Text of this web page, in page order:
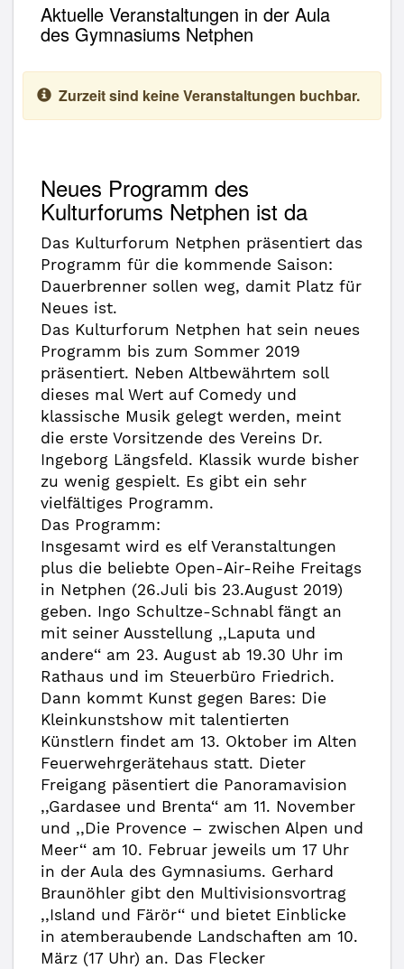
Aktuelle Veranstaltungen in der Aula
des Gymnasiums Netphen
Zurzeit sind keine Veranstaltungen buchbar.
Neues Programm des
Kulturforums Netphen ist da
Das Kulturforum Netphen präsentiert das
Programm für die kommende Saison:
Dauerbrenner sollen weg, damit Platz für
Neues ist.
Das Kulturforum Netphen hat sein neues
Programm bis zum Sommer 2019
präsentiert. Neben Altbewährtem soll
dieses mal Wert auf Comedy und
klassische Musik gelegt werden, meint
die erste Vorsitzende des Vereins Dr.
Ingeborg Längsfeld. Klassik wurde bisher
zu wenig gespielt. Es gibt ein sehr
vielfältiges Programm.
Das Programm:
Insgesamt wird es elf Veranstaltungen
plus die beliebte Open-Air-Reihe Freitags
in Netphen (26.Juli bis 23.August 2019)
geben. Ingo Schultze-Schnabl fängt an
mit seiner Ausstellung ,,Laputa und
andere‘‘ am 23. August ab 19.30 Uhr im
Rathaus und im Steuerbüro Friedrich.
Dann kommt Kunst gegen Bares: Die
Kleinkunstshow mit talentierten
Künstlern findet am 13. Oktober im Alten
Feuerwehrgerätehaus statt. Dieter
Freigang päsentiert die Panoramavision
,,Gardasee und Brenta‘‘ am 11. November
und ,,Die Provence – zwischen Alpen und
Meer‘‘ am 10. Februar jeweils um 17 Uhr
in der Aula des Gymnasiums. Gerhard
Braunöhler gibt den Multivisionsvortrag
,,Island und Färör‘‘ und bietet Einblicke
in atemberaubende Landschaften am 10.
März (17 Uhr) an. Das Flecker